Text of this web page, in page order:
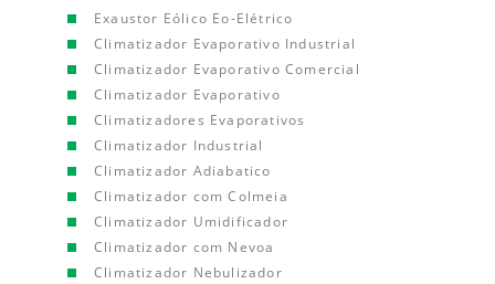
Exaustor Eólico Eo-Elétrico
Climatizador Evaporativo Industrial
Climatizador Evaporativo Comercial
Climatizador Evaporativo
Climatizadores Evaporativos
Climatizador Industrial
Climatizador Adiabatico
Climatizador com Colmeia
Climatizador Umidificador
Climatizador com Nevoa
Climatizador Nebulizador